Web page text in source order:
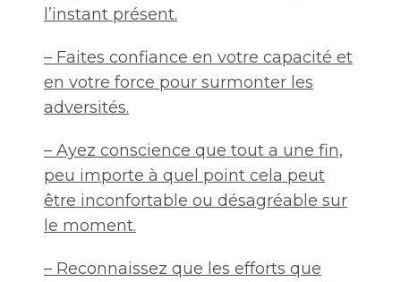
l’instant présent.
– Faites confiance en votre capacité et
en votre force pour surmonter les
adversités.
– Ayez conscience que tout a une fin,
peu importe à quel point cela peut
être inconfortable ou désagréable sur
le moment.
– Reconnaissez que les efforts que